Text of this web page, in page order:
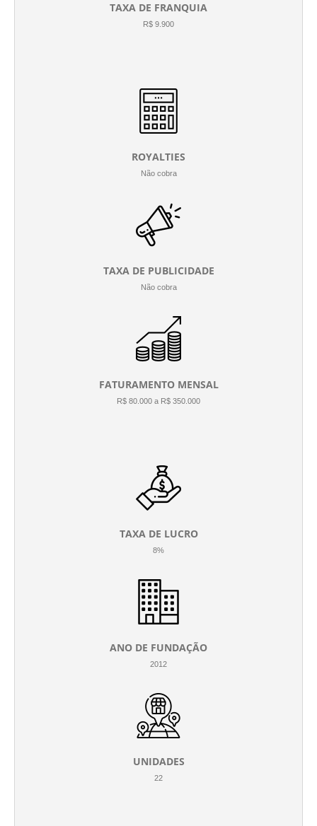
TAXA DE FRANQUIA
R$ 9.900
ROYALTIES
Não cobra
TAXA DE PUBLICIDADE
Não cobra
FATURAMENTO MENSAL
R$ 80.000 a R$ 350.000
TAXA DE LUCRO
8%
ANO DE FUNDAÇÃO
2012
UNIDADES
22